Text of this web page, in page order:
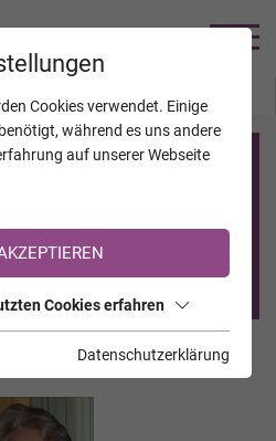
auf TrauerHilfe.it
TrauerHilfe.it registriert?
Registrierung <<
Cookies verwendet. Einige
während es uns andere
auf unserer Webseite
Cookies erfahren
Datenschutzerklärung
VERSTORBENE